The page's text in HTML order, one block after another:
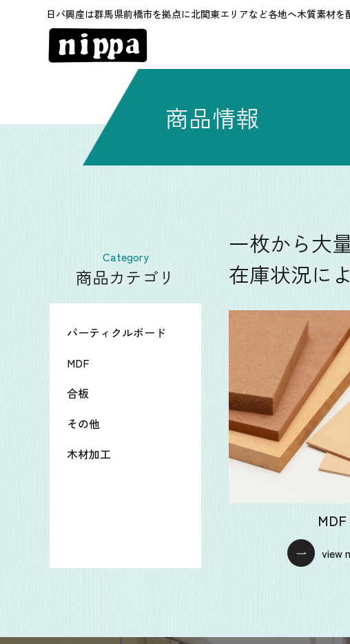
日パ興産は群馬県前橋市を拠点に北関東エリアなど各地へ木質素材を
商品情報
Category
商品カテゴリ
パーティクルボード
MDF
合板
その他
木材加工
一枚から大
在庫状況に
MDF
view